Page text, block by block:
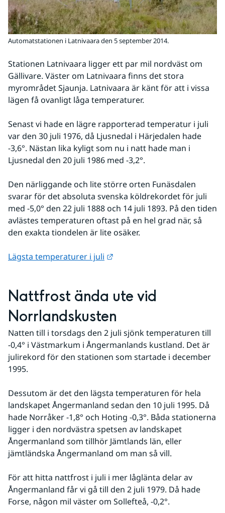
Automatstationen i Latnivaara den 5 september 2014.
Stationen Latnivaara ligger ett par mil nordväst om
Gällivare. Väster om Latnivaara finns det stora
myrområdet Sjaunja. Latnivaara är känt för att i vissa
lägen få ovanligt låga temperaturer.
Senast vi hade en lägre rapporterad temperatur i juli
var den 30 juli 1976, då Ljusnedal i Härjedalen hade
-3,6°. Nästan lika kyligt som nu i natt hade man i
Ljusnedal den 20 juli 1986 med -3,2°.
Den närliggande och lite större orten Funäsdalen
svarar för det absoluta svenska köldrekordet för juli
med -5,0° den 22 juli 1888 och 14 juli 1893. På den tiden
avlästes temperaturen oftast på en hel grad när, så
den exakta tiondelen är lite osäker.
Lägsta temperaturer i juli
Nattfrost ända ute vid
Norrlandskusten
Natten till i torsdags den 2 juli sjönk temperaturen till
-0,4° i Västmarkum i Ångermanlands kustland. Det är
julirekord för den stationen som startade i december
1995.
Dessutom är det den lägsta temperaturen för hela
landskapet Ångermanland sedan den 10 juli 1995. Då
hade Norråker -1,8° och Hoting -0,3°. Båda stationerna
ligger i den nordvästra spetsen av landskapet
Ångermanland som tillhör Jämtlands län, eller
jämtländska Ångermanland om man så vill.
För att hitta nattfrost i juli i mer låglänta delar av
Ångermanland får vi gå till den 2 juli 1979. Då hade
Forse, någon mil väster om Sollefteå, -0,2°.